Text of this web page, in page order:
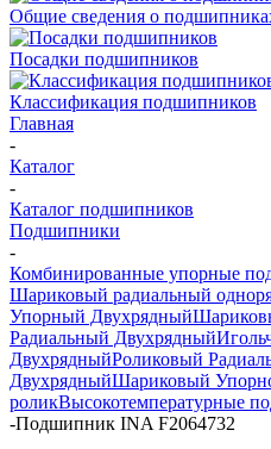
Общие сведения о
Посадки подшипников
Классификация подшипников
Главная
-
Каталог
-
Каталог подшипников
Подшипники
-
Комбинированные упорные
Шариковый радиальный
Упорный Двухрядный
Радиальный Двухрядный
ДвухрядныйРоликовый
ДвухрядныйШариковый
роликВысокотемпературные
-Подшипник INA F2064732